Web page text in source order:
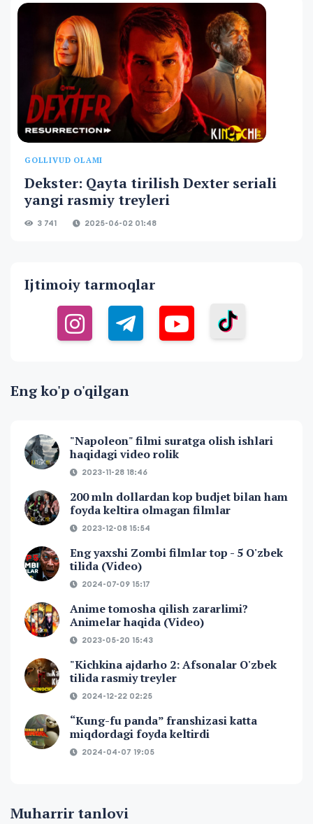
GOLLIVUD OLAMI
Dekster: Qayta tirilish Dexter seriali
yangi rasmiy treyleri
3 741 2025-06-02 01:48
Ijtimoiy tarmoqlar
Eng ko'p o'qilgan
"Napoleon" filmi suratga olish ishlari
haqidagi video rolik
2023-11-28 18:46
200 mln dollardan kop budjet bilan ham
foyda keltira olmagan filmlar
2023-12-08 15:54
Eng yaxshi Zombi filmlar top - 5 O'zbek
tilida (Video)
2024-07-09 15:17
Anime tomosha qilish zararlimi?
Animelar haqida (Video)
2023-05-20 15:43
"Kichkina ajdarho 2: Afsonalar O'zbek
tilida rasmiy treyler
2024-12-22 02:25
“Kung-fu panda” franshizasi katta
miqdordagi foyda keltirdi
2024-04-07 19:05
Muharrir tanlovi